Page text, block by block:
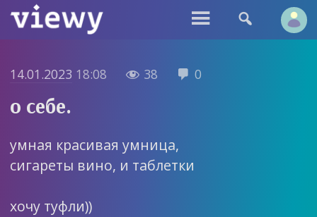
 
14.01.2023 18:08  38  0
о себе.
умная красивая умница,
сигареты вино, и таблетки
хочу туфли))